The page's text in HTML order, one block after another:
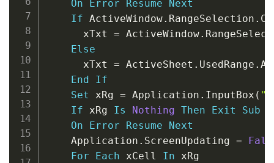
On
Error Resume
Next
If ActiveWindow. RangeSelection .
      xTxt
= ActiveWindow.
Else
      xTxt
= ActiveSheet . UsedRange .
End
If
Set xRg = Application . InputBox (
If xRg Is Nothing Then Exit
Sub
On
Error Resume
Next
    Application
. ScreenUpdating =
For
Each xCell In xRg